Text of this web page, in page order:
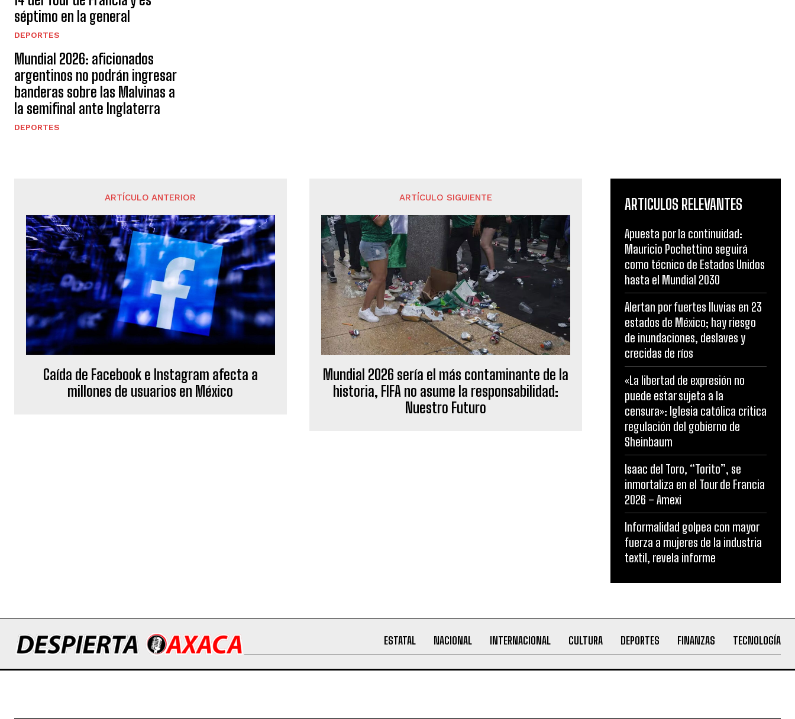
séptimo en la general
DEPORTES
Mundial 2026: aficionados
argentinos no podrán ingresar
banderas sobre las Malvinas a
la semifinal ante Inglaterra
DEPORTES
ARTÍCULO ANTERIOR
Caída de Facebook e Instagram afecta a
millones de usuarios en México
ARTÍCULO SIGUIENTE
Mundial 2026 sería el más contaminante de la
historia, FIFA no asume la responsabilidad:
Nuestro Futuro
ARTICULOS RELEVANTES
Apuesta por la continuidad:
Mauricio Pochettino seguirá
como técnico de Estados Unidos
hasta el Mundial 2030
Alertan por fuertes lluvias en 23
estados de México; hay riesgo
de inundaciones, deslaves y
crecidas de ríos
«La libertad de expresión no
puede estar sujeta a la
censura»: Iglesia católica critica
regulación del gobierno de
Sheinbaum
Isaac del Toro, “Torito”, se
inmortaliza en el Tour de Francia
2026 – Amexi
Informalidad golpea con mayor
fuerza a mujeres de la industria
textil, revela informe
ESTATAL NACIONAL INTERNACIONAL CULTURA DEPORTES FINANZAS TECNOLOGÍA